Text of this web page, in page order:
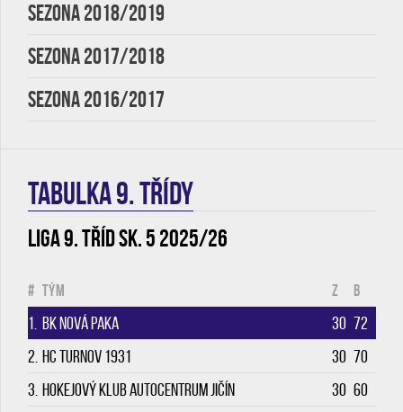
SEZONA 2018/2019
SEZONA 2017/2018
SEZONA 2016/2017
TABULKA 9. třídy
Liga 9. tříd sk. 5 2025/26
# Tým Z B
1. BK Nová Paka 30 72
2. HC Turnov 1931 30 70
3. Hokejový klub Autocentrum Jičín 30 60